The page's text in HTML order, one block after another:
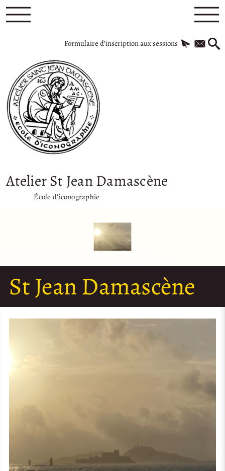
Formulaire d’inscription aux sessions
Atelier St Jean Damascène
École d’iconographie
St Jean Damascène